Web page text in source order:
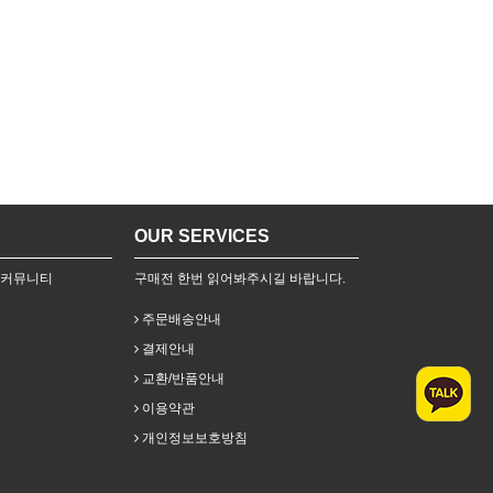
뮤니티
OUR SERVICES
구매전 한번 읽어봐주시길 바랍니다.
주문배송안내
결제안내
교환/반품안내
이용약관
개인정보보호방침